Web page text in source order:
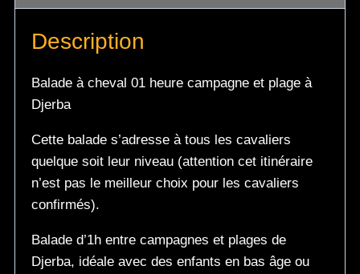
Description
Balade à cheval 01 heure campagne et plage à
Djerba
Cette balade s’adresse à tous les cavaliers
quelque soit leur niveau (attention cet itinéraire
n’est pas le meilleur choix pour les cavaliers
confirmés).
Balade d’1h entre campagnes et plages de
Djerba, idéale avec des enfants en bas âge ou